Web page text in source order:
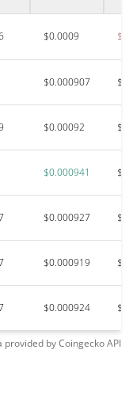
$0.0009
$0.000907
$0.00092
$0.000941
$0.000927
$0.000919
$0.000924
provided byCoingeckoAPI